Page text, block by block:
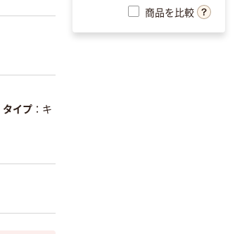
タイプ
キ
商品を比較